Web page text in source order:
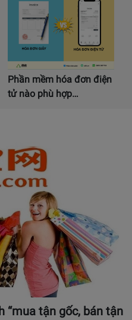
Phần mềm hóa đơn điện
tử nào phù hợp…
“mua tận gốc, bán tận